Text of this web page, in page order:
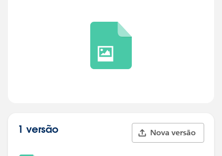
1 versão Nova versão